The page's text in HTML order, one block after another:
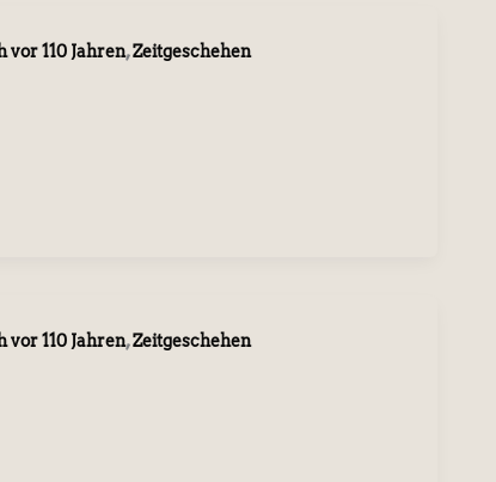
vor 110 Jahren,Zeitgeschehen
vor 110 Jahren,Zeitgeschehen